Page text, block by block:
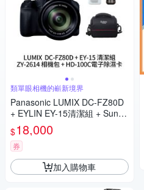
類單眼相機的嶄新境界
Panasonic LUMIX DC-FZ80D
+ EYLIN EY-15清潔組 + SunLi
ght ZY-2614相機包 + EirMai 銳
瑪 HD-100C電子除濕卡 FZ80
D (公司貨)
$18,000
券
加入購物車